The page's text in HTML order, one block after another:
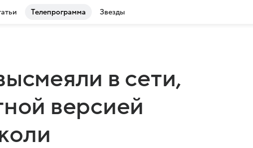
Телепрограмма Звезды
в сети,
версией